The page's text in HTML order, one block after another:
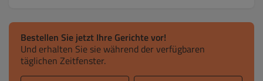
Bestellen Sie jetzt Ihre Gerichte vor!
Und erhalten Sie sie während der verfügbaren
täglichen Zeitfenster.